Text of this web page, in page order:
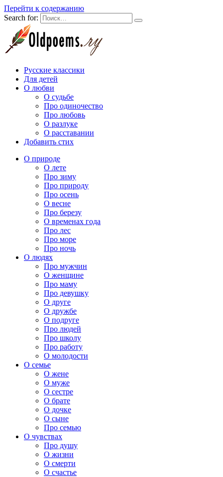
Перейти к содержанию
Search for:
Русские классики
Для детей
О любви
О судьбе
Про одиночество
Про любовь
О разлуке
О расставании
Добавить стих
О природе
О лете
Про зиму
Про природу
Про осень
О весне
Про березу
О временах года
Про лес
Про море
Про ночь
О людях
Про мужчин
О женщине
Про маму
Про девушку
О друге
О дружбе
О подруге
Про людей
Про школу
Про работу
О молодости
О семье
О жене
О муже
О сестре
О брате
О дочке
О сыне
Про семью
О чувствах
Про душу
О жизни
О смерти
О счастье